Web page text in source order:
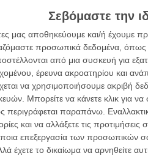
Σεβόμαστε την
μας αποθηκεύουμε και/ή
προσωπικά δεδομένα, όπως
από μια συσκευή για
έρευνα ακροατηρίου και
να χρησιμοποιήσουμε ακριβή
Μπορείτε να κάνετε κλικ για να
περιγράφεται παραπάνω.
και να αλλάξετε τις προτιμήσεις
επεξεργασία των προσωπικών
έχετε το δικαίωμα να αρνηθείτε
το νιώθουν ή αν φοβούνται. Ο
να ζει. Πρέπει να μπορείς να
υπερασπίζομαι όσα πιστεύω. Δεν
Είμαι έτοιμος να τις δεχθώ.»
εδώ